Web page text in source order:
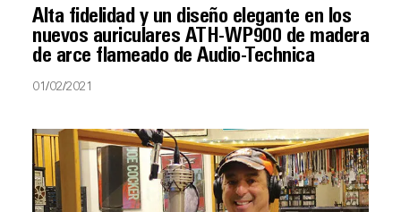
Alta fidelidad y un diseño elegante en los
nuevos auriculares ATH-WP900 de madera
de arce flameado de Audio-Technica
01/02/2021